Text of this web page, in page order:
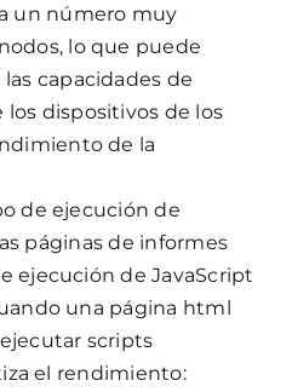
un número muy
lo que puede
capacidades de
los dispositivos de los
de la
de ejecución de
páginas de informes
ejecución de JavaScript
una página html
scripts
el rendimiento: